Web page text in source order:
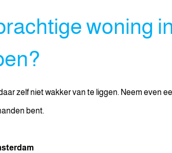
woning
zelf niet wakker van te liggen. Neem even
bent.